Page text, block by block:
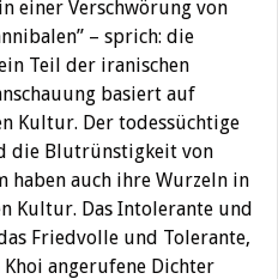
einer Verschwörung von
– sprich: die
Teil der iranischen
basiert auf
Kultur. Der todessüchtige
die Blutrünstigkeit von
haben auch ihre Wurzeln in
Kultur. Das Intolerante und
Friedvolle und Tolerante,
angerufene Dichter